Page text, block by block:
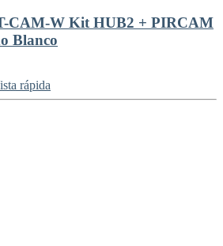
CAM-W Kit HUB2 + PIRCAM
Blanco
rápida